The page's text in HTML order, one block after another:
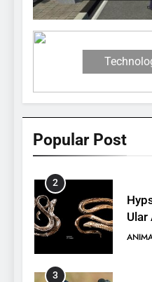
Popular Post
12
1
2
Ular
3